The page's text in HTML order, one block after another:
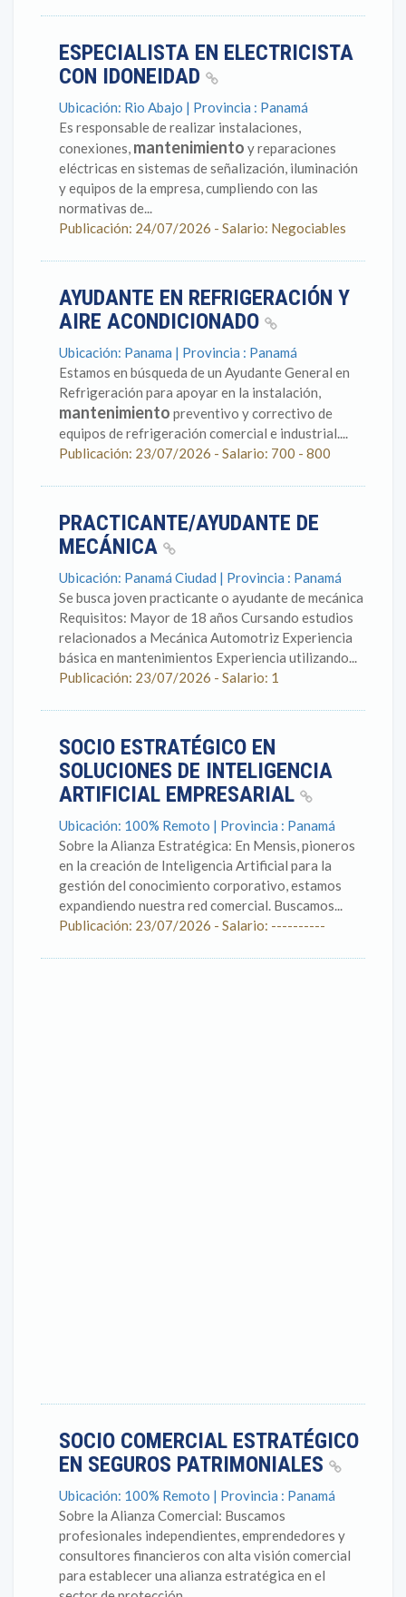
ESPECIALISTA EN ELECTRICISTA
CON IDONEIDAD
Ubicación: Rio Abajo | Provincia : Panamá
Es responsable de realizar instalaciones,
conexiones, mantenimiento y reparaciones
eléctricas en sistemas de señalización, iluminación
y equipos de la empresa, cumpliendo con las
normativas de...
Publicación: 24/07/2026 - Salario: Negociables
AYUDANTE EN REFRIGERACIÓN Y
AIRE ACONDICIONADO
Ubicación: Panama | Provincia : Panamá
Estamos en búsqueda de un Ayudante General en
Refrigeración para apoyar en la instalación,
mantenimiento preventivo y correctivo de
equipos de refrigeración comercial e industrial....
Publicación: 23/07/2026 - Salario: 700 - 800
PRACTICANTE/AYUDANTE DE
MECÁNICA
Ubicación: Panamá Ciudad | Provincia : Panamá
Se busca joven practicante o ayudante de mecánica
Requisitos: Mayor de 18 años Cursando estudios
relacionados a Mecánica Automotriz Experiencia
básica en mantenimientos Experiencia utilizando...
Publicación: 23/07/2026 - Salario: 1
SOCIO ESTRATÉGICO EN
SOLUCIONES DE INTELIGENCIA
ARTIFICIAL EMPRESARIAL
Ubicación: 100% Remoto | Provincia : Panamá
Sobre la Alianza Estratégica: En Mensis, pioneros
en la creación de Inteligencia Artificial para la
gestión del conocimiento corporativo, estamos
expandiendo nuestra red comercial. Buscamos...
Publicación: 23/07/2026 - Salario: ----------
SOCIO COMERCIAL ESTRATÉGICO
EN SEGUROS PATRIMONIALES
Ubicación: 100% Remoto | Provincia : Panamá
Sobre la Alianza Comercial: Buscamos
profesionales independientes, emprendedores y
consultores financieros con alta visión comercial
para establecer una alianza estratégica en el